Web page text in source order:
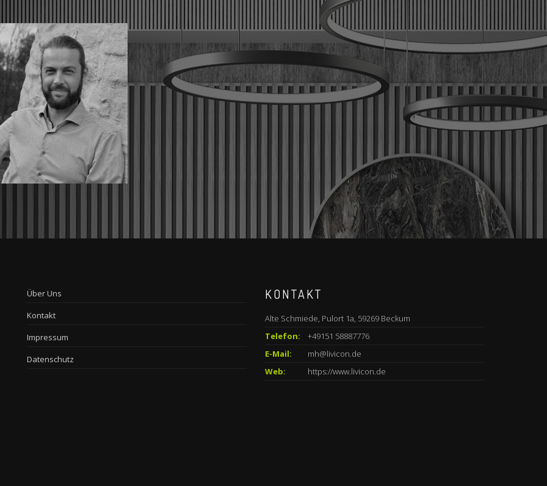
PAUL KREIDER
Inhaber Garden & Home
Über Uns
Kontakt
Impressum
Datenschutz
KONTAKT
Alte Schmiede, Pulort 1a, 59269 Beckum
Telefon:
+49151 58887776
E-Mail:
mh@livicon.de
Web:
https://www.livicon.de